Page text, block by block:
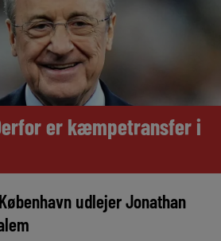
er kæmpetransfer i
udlejer Jonathan